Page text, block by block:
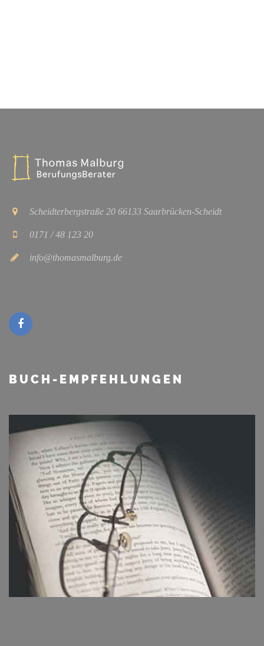
Scheidterbergstraße 20 66133 Saarbrücken-Scheidt
0171 / 48 123 20
info@thomasmalburg.de
BUCH-EMPFEHLUNGEN